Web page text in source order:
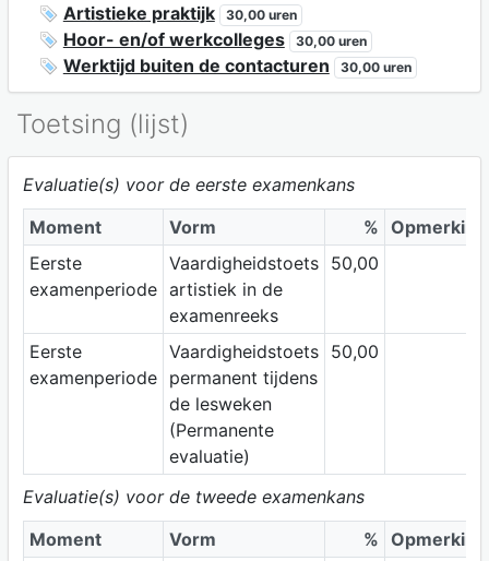
Artistieke praktijk
30,00 uren
Hoor- en/of werkcolleges 30,00 uren
Werktijd buiten de contacturen 30,00 uren
Toetsing (lijst)
Evaluatie(s) voor de eerste examenkans
Moment
Vorm % Opmerking
Eerste
examenperiode
Vaardigheidstoets
artistiek in de
examenreeks
50,00
Eerste
examenperiode
Vaardigheidstoets
permanent tijdens
de lesweken
(Permanente
evaluatie)
50,00
Evaluatie(s) voor de tweede examenkans
Moment
Vorm % Opmerking